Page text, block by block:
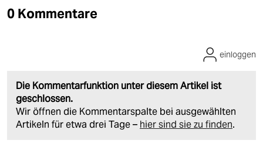
0 Kommentare
Die Kommentarfunktion unter diesem Artikel ist
geschlossen.
Wir öffnen die Kommentarspalte bei ausgewählten
Artikeln für etwa drei Tage – hier sind sie zu finden.
einloggen